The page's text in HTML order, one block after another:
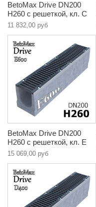
BetoMax Drive DN200
H260 с решеткой, кл. C
11 832,00 руб
BetoMax Drive DN200
H260 с решеткой, кл. E
15 069,00 руб